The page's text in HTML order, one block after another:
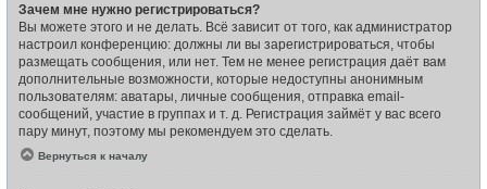
Зачем мне нужно регистрироваться?
Вы можете этого и не делать. Всё зависит от того, как администратор
настроил конференцию: должны ли вы зарегистрироваться, чтобы
размещать сообщения, или нет. Тем не менее регистрация даёт вам
дополнительные возможности, которые недоступны анонимным
пользователям: аватары, личные сообщения, отправка email-
сообщений, участие в группах и т. д. Регистрация займёт у вас всего
пару минут, поэтому мы рекомендуем это сделать.
Вернуться к началу